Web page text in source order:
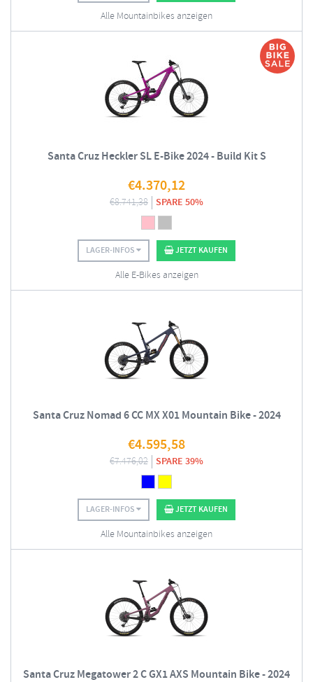
Alle Mountainbikes anzeigen
Santa Cruz Heckler SL E-Bike 2024 - Build Kit S
€4.370,12
€8.741,38 SPARE 50%
LAGER-INFOS JETZT KAUFEN
Alle E-Bikes anzeigen
Santa Cruz Nomad 6 CC MX X01 Mountain Bike - 2024
€4.595,58
€7.476,02 SPARE 39%
LAGER-INFOS JETZT KAUFEN
Alle Mountainbikes anzeigen
Santa Cruz Megatower 2 C GX1 AXS Mountain Bike - 2024